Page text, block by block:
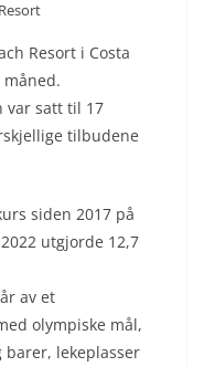
Resort i Costa
var satt til 17
tilbudene
siden 2017 på
utgjorde 12,7
av et
olympiske mål,
lekeplasser